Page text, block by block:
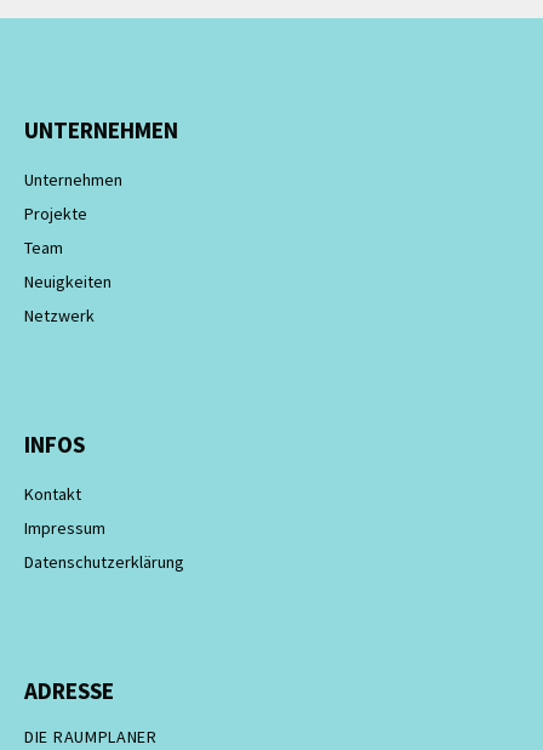
UNTERNEHMEN
Unternehmen
Projekte
Team
Neuigkeiten
Netzwerk
INFOS
Kontakt
Impressum
Datenschutzerklärung
ADRESSE
DIE RAUMPLANER